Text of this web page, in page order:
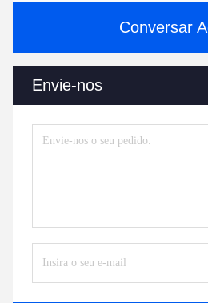
Conversar
Envie-nos